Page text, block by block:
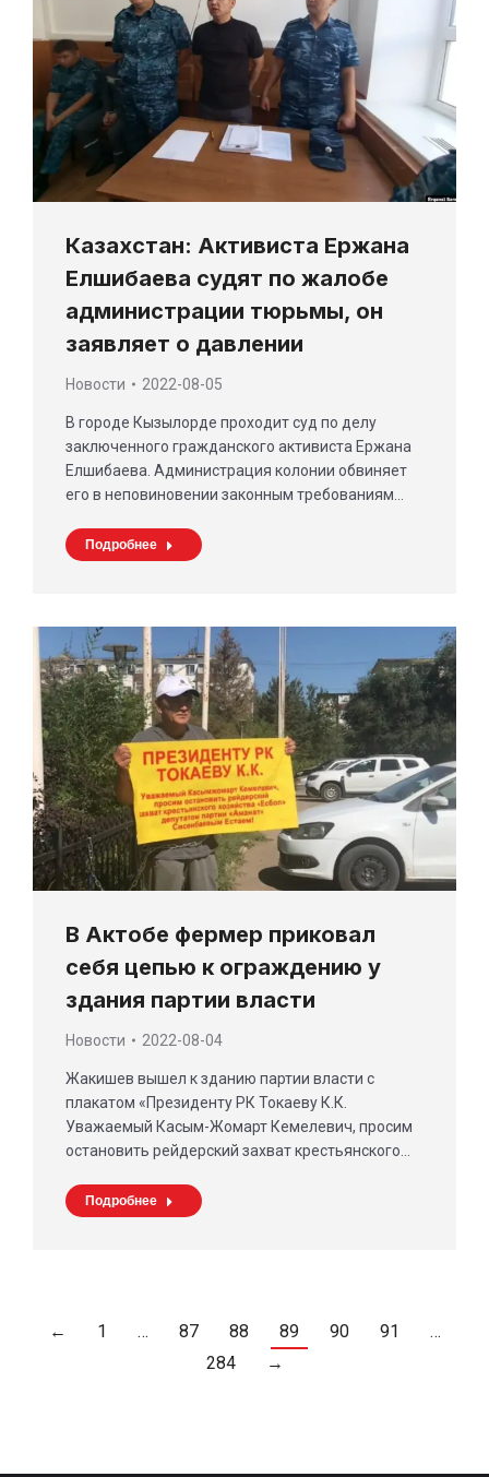
Казахстан: Активиста Ержана
Елшибаева судят по жалобе
администрации тюрьмы, он
заявляет о давлении
Новости 2022-08-05
В городе Кызылорде проходит суд по делу
заключенного гражданского активиста Ержана
Елшибаева. Администрация колонии обвиняет
его в неповиновении законным требованиям…
Подробнее
В Актобе фермер приковал
себя цепью к ограждению у
здания партии власти
Новости 2022-08-04
Жакишев вышел к зданию партии власти с
плакатом «Президенту РК Токаеву К.К.
Уважаемый Касым-Жомарт Кемелевич, просим
остановить рейдерский захват крестьянского…
Подробнее
← 1 … 87 88 89 90 91
…
284
→